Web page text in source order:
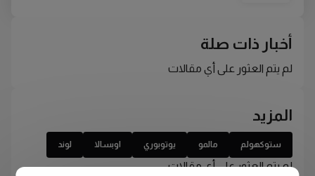
أخبار ذات صلة
لم يتم العثور على أي مقالات
المزيد
ستوكهولم مالمو يوتوبوري اوبسالا لوند
لم يتم العثور على أي مقالات